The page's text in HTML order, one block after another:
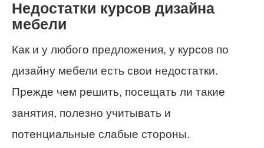
Недостатки курсов дизайна
мебели
Как и у любого предложения, у курсов по
дизайну мебели есть свои недостатки.
Прежде чем решить, посещать ли такие
занятия, полезно учитывать и
потенциальные слабые стороны.